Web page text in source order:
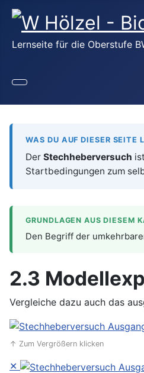
Lernseite für die Oberstufe
WAS DU AUF DIESER SEITE
DerStechheberversuch
Startbedingungen zum
GRUNDLAGEN AUS DIESEM
Den Begriff der
2.3
Vergleiche dazu auch das
↑ Zum Vergrößern klicken
✕